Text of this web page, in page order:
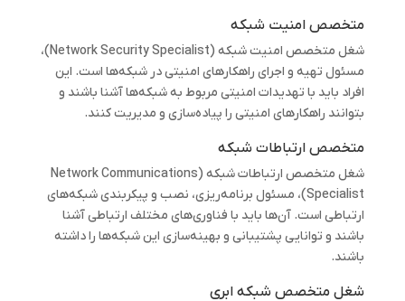
متخصص امنیت شبکه
شغل متخصص امنیت شبکه (Network Security Specialist)،
مسئول تهیه و اجرای راهکارهای امنیتی در شبکه‌ها است. این
افراد باید با تهدیدات امنیتی مربوط به شبکه‌ها آشنا باشند و
بتوانند راهکارهای امنیتی را پیاده‌سازی و مدیریت کنند.
متخصص ارتباطات شبکه
شغل متخصص ارتباطات شبکه (Network Communications
Specialist)، مسئول برنامه‌ریزی، نصب و پیکربندی شبکه‌های
ارتباطی است. آن‌ها باید با فناوری‌های مختلف ارتباطی آشنا
باشند و توانایی پشتیبانی و بهینه‌سازی این شبکه‌ها را داشته
باشند.
شغل متخصص شبکه ابری